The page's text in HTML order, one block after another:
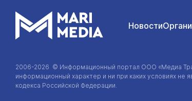
Новости
2006-2026 © Информационный портал ООО «Медиа
информационный характер и ни при каких условиях
кодекса Российской Федерации.